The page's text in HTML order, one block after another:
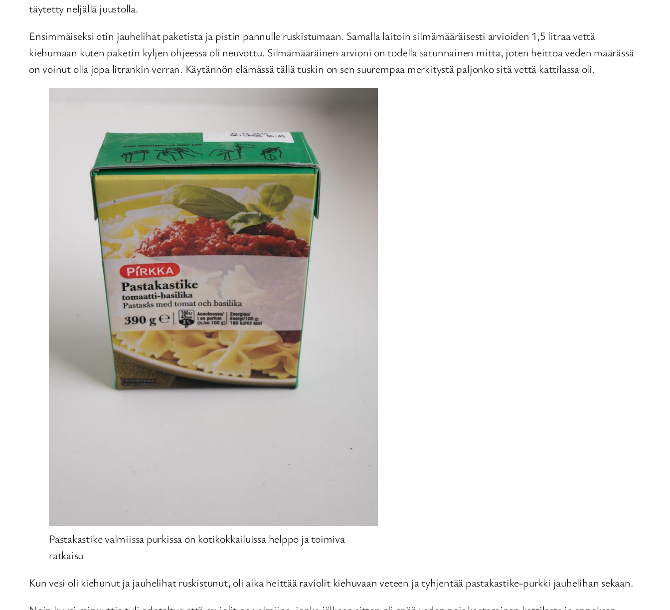
täytetty neljällä juustolla.
Ensimmäiseksi otin jauhelihat paketista ja pistin pannulle ruskistumaan. Samalla laitoin silmämääräisesti arvioiden 1,5 litraa vettä
kiehumaan kuten paketin kyljen ohjeessa oli neuvottu. Silmämääräinen arvioni on todella satunnainen mitta, joten heittoa veden määrässä
on voinut olla jopa litrankin verran. Käytännön elämässä tällä tuskin on sen suurempaa merkitystä paljonko sitä vettä kattilassa oli.
Pastakastike valmiissa purkissa on kotikokkailuissa helppo ja toimiva
ratkaisu
Kun vesi oli kiehunut ja jauhelihat ruskistunut, oli aika heittää raviolit kiehuvaan veteen ja tyhjentää pastakastike-purkki jauhelihan sekaan.